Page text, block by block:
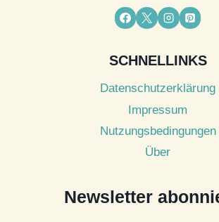
SCHNELLINKS
Datenschutzerklärung
Impressum
Nutzungsbedingungen
Über
Newsletter